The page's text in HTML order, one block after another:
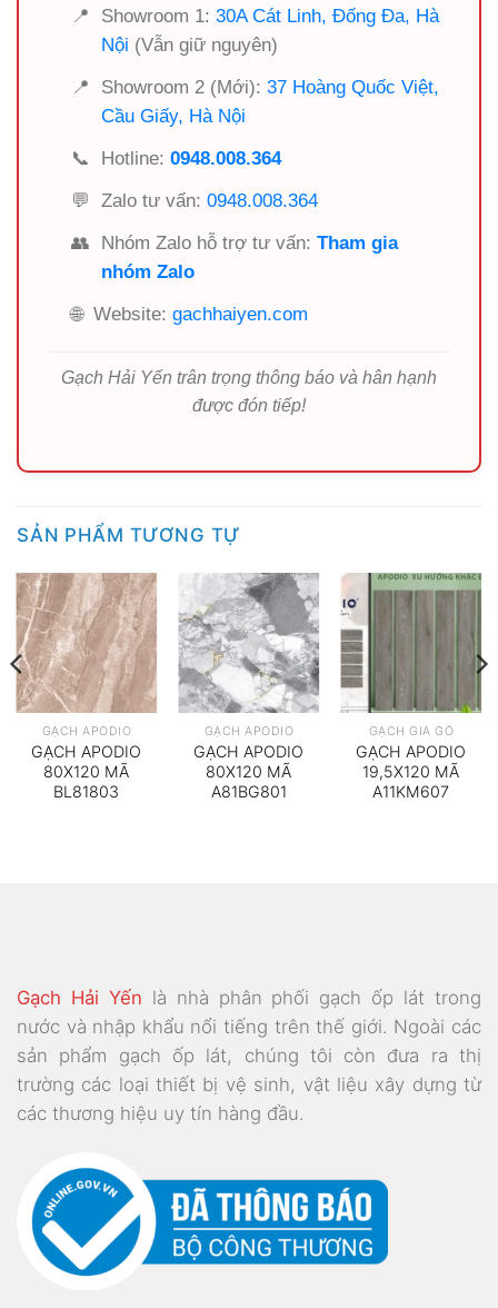
📍 Showroom 1: 30A Cát Linh, Đống Đa, Hà
Nội (Vẫn giữ nguyên)
📍
Showroom 2 (Mới): 37 Hoàng Quốc Việt,
Cầu Giấy, Hà Nội
📞
Hotline: 0948.008.364
💬
Zalo tư vấn: 0948.008.364
👥
Nhóm Zalo hỗ trợ tư vấn: Tham gia
nhóm Zalo
🌐 Website: gachhaiyen.com
Gạch Hải Yến trân trọng thông báo và hân hạnh
được đón tiếp!
SẢN PHẨM TƯƠNG TỰ
GẠCH APODIO
GẠCH APODIO
80X120 MÃ
BL81803
GẠCH APODIO
GẠCH APODIO
80X120 MÃ
A81BG801
GẠCH GIẢ GỖ
GẠCH APODIO
19,5X120 MÃ
A11KM607
Gạch Hải Yến là nhà phân phối gạch ốp lát trong
nước và nhập khẩu nổi tiếng trên thế giới. Ngoài các
sản phẩm gạch ốp lát, chúng tôi còn đưa ra thị
trường các loại thiết bị vệ sinh, vật liệu xây dựng từ
các thương hiệu uy tín hàng đầu.